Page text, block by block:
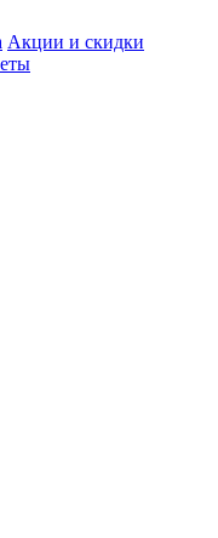
Акции и скидки